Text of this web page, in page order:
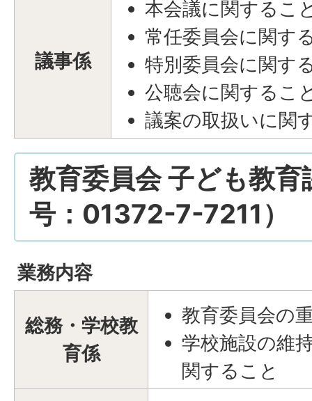
議事係
本会議に関するこ
常任委員会に関す
特別委員会に関す
公聴会に関するこ
議案の取扱いに関
教育委員会 子ども教育
号：01372-7-7211）
業務内容
総務・学校教
育係
教育委員会の
学校施設の維
関すること